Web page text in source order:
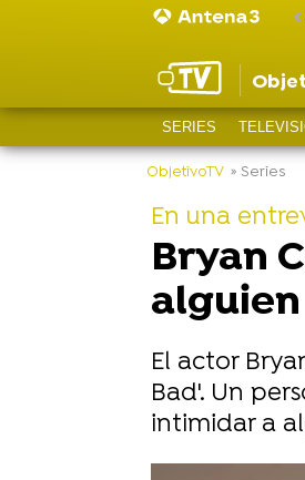
SERIES
ObjetivoTV » Series
En una
Bryan
El actor
Bad'. Un
intimidar a
-